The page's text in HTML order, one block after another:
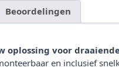
Beoordelingen
oplossing voor
en inclusief